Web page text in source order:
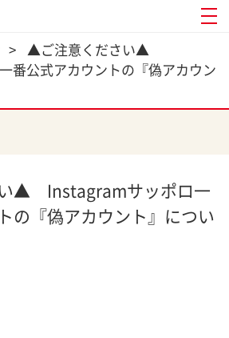
>
▲ご注意ください▲
番公式アカウントの『偽アカウン
▲ Instagramサッポロ一
の『偽アカウント』につい